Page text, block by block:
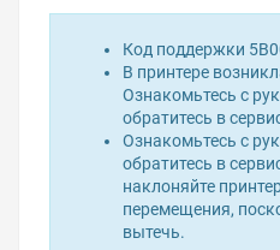
Код поддержки
В принтере
Ознакомьтесь с
обратитесь в
Ознакомьтесь с
обратитесь в
наклоняйте
перемещения,
вытечь.